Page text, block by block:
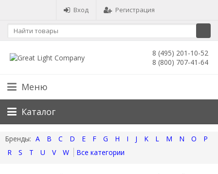
Вход Регистрация
8 (495) 201-10-52
8 (800) 707-41-64
Меню
Каталог
A B C D E F G H I J K L M N O
P
R
S T U V W Все категории